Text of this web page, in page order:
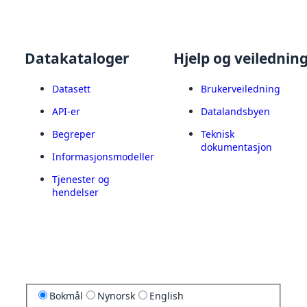
Datakataloger
Datasett
API-er
Begreper
Informasjonsmodeller
Tjenester og
hendelser
Hjelp og
Brukerveiledning
Datalandsbyen
Teknisk
dokumentasjon
Bokmål Nynorsk English